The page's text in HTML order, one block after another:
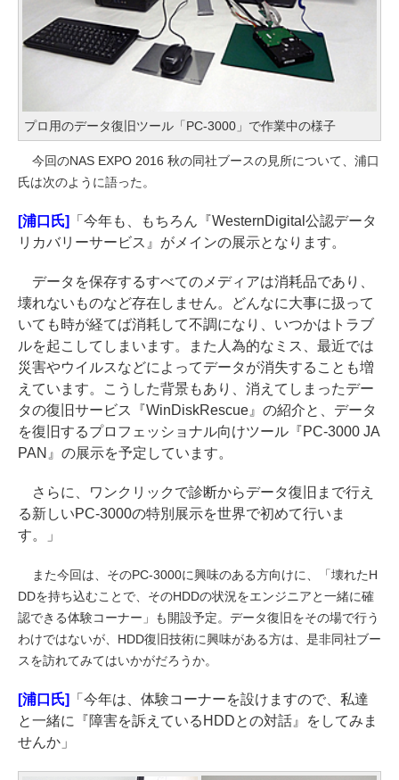
プロ用のデータ復旧ツール「PC-3000」で作業中の様子
今回のNAS EXPO 2016 秋の同社ブースの見所について、浦口
氏は次のように語った。
[浦口氏]
「今年も、もちろん『WesternDigital公認データ
リカバリーサービス』がメインの展示となります。
データを保存するすべてのメディアは消耗品であり、
壊れないものなど存在しません。どんなに大事に扱って
いても時が経てば消耗して不調になり、いつかはトラブ
ルを起こしてしまいます。また人為的なミス、最近では
災害やウイルスなどによってデータが消失することも増
えています。こうした背景もあり、消えてしまったデー
タの復旧サービス『WinDiskRescue』の紹介と、データ
を復旧するプロフェッショナル向けツール『PC-3000 JA
PAN』の展示を予定しています。
さらに、ワンクリックで診断からデータ復旧まで行え
る新しいPC-3000の特別展示を世界で初めて行いま
す。」
また今回は、そのPC-3000に興味のある方向けに、「壊れたH
DDを持ち込むことで、そのHDDの状況をエンジニアと一緒に確
認できる体験コーナー」も開設予定。データ復旧をその場で行う
わけではないが、HDD復旧技術に興味がある方は、是非同社ブー
スを訪れてみてはいかがだろうか。
[浦口氏]
「今年は、体験コーナーを設けますので、私達
と一緒に『障害を訴えているHDDとの対話』をしてみま
せんか」